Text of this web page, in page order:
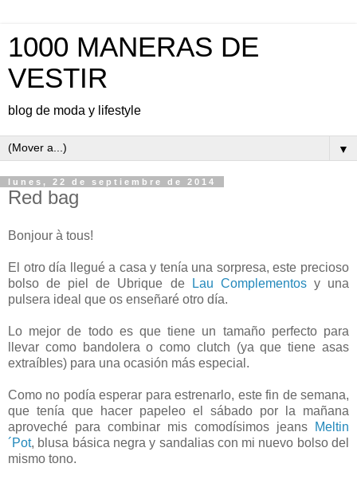
1000 MANERAS DE
VESTIR
blog de moda y lifestyle
▼
lunes, 22 de septiembre de 2014
Red bag
Bonjour à tous!
El otro día llegué a casa y tenía una sorpresa, este precioso
bolso de piel de Ubrique de
Lau Complementosy una
pulsera ideal que os enseñaré otro día.
Lo mejor de todo es que tiene un tamaño perfecto para
llevar como bandolera o como clutch (ya que tiene asas
extraíbles) para una ocasión más especial.
Como no podía esperar para estrenarlo, este fin de semana,
que tenía que hacer papeleo el sábado por la mañana
aproveché para combinar mis comodísimos jeans
Meltin
´Pot, blusa básica negra y sandalias con mi nuevo bolso del
mismo tono.